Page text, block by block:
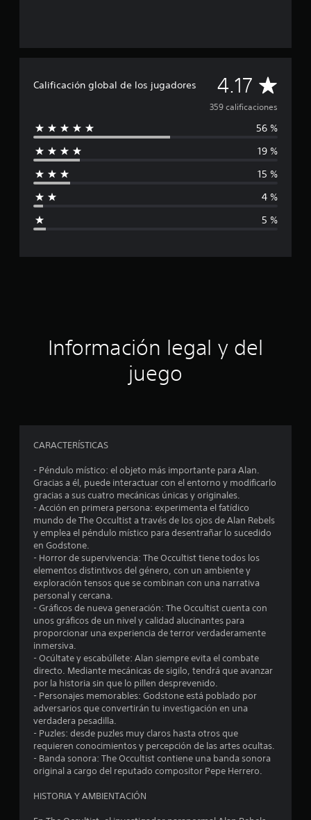
Calificación global de los jugadores 4.17 C
a
l
a
ó
m
d
4
.
1
7
s
t
359 calificaciones
56 %
19 %
15 %
4 %
5 %
Información legal y del
juego
CARACTERÍSTICAS
- Péndulo místico: el objeto más importante para Alan.
Gracias a él, puede interactuar con el entorno y modificarlo
gracias a sus cuatro mecánicas únicas y originales.
- Acción en primera persona: experimenta el fatídico
mundo de The Occultist a través de los ojos de Alan Rebels
y emplea el péndulo místico para desentrañar lo sucedido
en Godstone.
- Horror de supervivencia: The Occultist tiene todos los
elementos distintivos del género, con un ambiente y
exploración tensos que se combinan con una narrativa
personal y cercana.
- Gráficos de nueva generación: The Occultist cuenta con
unos gráficos de un nivel y calidad alucinantes para
proporcionar una experiencia de terror verdaderamente
inmersiva.
- Ocúltate y escabúllete: Alan siempre evita el combate
directo. Mediante mecánicas de sigilo, tendrá que avanzar
por la historia sin que lo pillen desprevenido.
- Personajes memorables: Godstone está poblado por
adversarios que convertirán tu investigación en una
verdadera pesadilla.
- Puzles: desde puzles muy claros hasta otros que
requieren conocimientos y percepción de las artes ocultas.
- Banda sonora: The Occultist contiene una banda sonora
original a cargo del reputado compositor Pepe Herrero.
HISTORIA Y AMBIENTACIÓN